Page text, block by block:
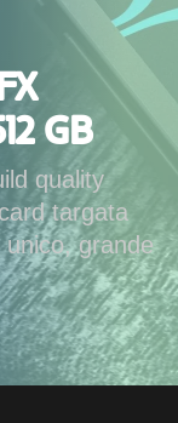
GB
quality
targata
grande